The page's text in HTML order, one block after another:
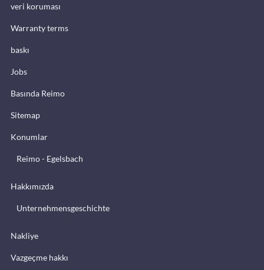
veri koruması
Warranty terms
baskı
Jobs
Basında Reimo
Sitemap
Konumlar
Reimo - Egelsbach
Hakkımızda
Unternehmensgeschichte
Nakliye
Vazgeçme hakkı